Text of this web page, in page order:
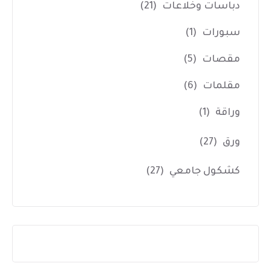
دباسات وخلاعات (21)
سبورات (1)
مقصات (5)
مقلمات (6)
وراقة (1)
ورق (27)
كشكول جامعي (27)